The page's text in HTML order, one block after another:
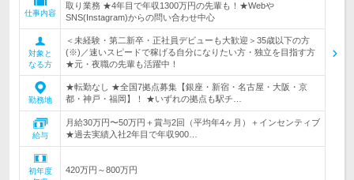
仕事内容
取り業務 ★4年目で年収1300万円の先輩も！★Webや
SNS(Instagram)からの問い合わせ中心
対象と
なる方
＜未経験・第二新卒・正社員デビューも大歓迎＞35歳以下の方
(※)／速いスピードで稼げる自分になりたい方・独立を目指す方
★元・夜職の先輩も活躍中！
勤務地
★転勤なし ★全国7拠点募集【銀座・新宿・名古屋・大阪・京
都・神戸・福岡】！ ★いずれの拠点も駅チ…
給与
月給30万円〜50万円＋賞与2回（平均年4ヶ月）＋インセンティブ
★過去実績入社2年目で年収900…
初年度
420万円～800万円